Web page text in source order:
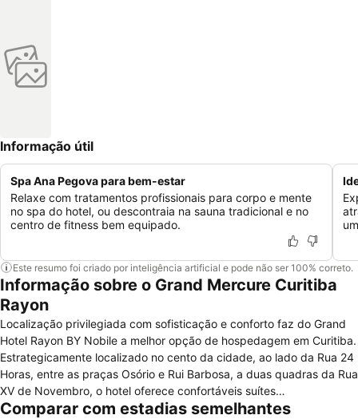
Informação útil
Spa Ana Pegova para bem-estar
Relaxe com tratamentos profissionais para corpo e mente
no spa do hotel, ou descontraia na sauna tradicional e no
centro de fitness bem equipado.
Este resumo foi criado por inteligência artificial e pode não ser 100% correto.
Informação sobre o Grand Mercure Curitiba
Rayon
Localização privilegiada com sofisticação e conforto faz do Grand
Hotel Rayon BY Nobile a melhor opção de hospedagem em Curitiba.
Estrategicamente localizado no cento da cidade, ao lado da Rua 24
Horas, entre as praças Osório e Rui Barbosa, a duas quadras da Rua
XV de Novembro, o hotel oferece confortáveis suítes
contemporâneas de alta qualidade e um ambiente que lhe dá as
Comparar com estadias semelhantes